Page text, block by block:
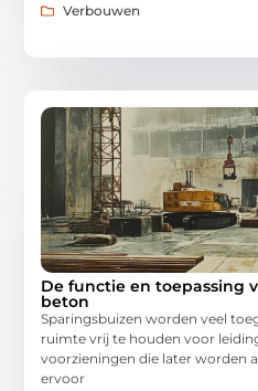
Verbouwen
De functie en toepassing
beton
Sparingsbuizen worden veel
ruimte vrij te houden voor
voorzieningen die later worden
ervoor